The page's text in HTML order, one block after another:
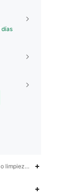
días
limpieza en seco